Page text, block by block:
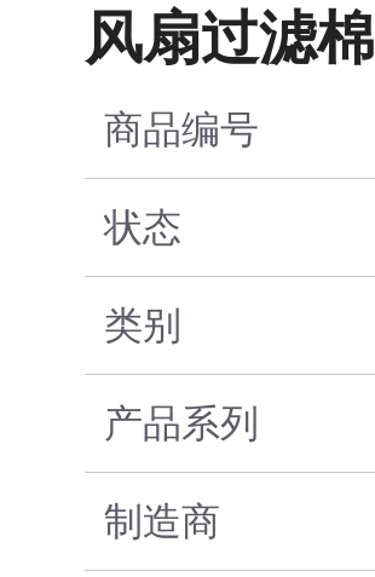
风扇过滤棉
商品编号
状态
类别
产品系列
制造商